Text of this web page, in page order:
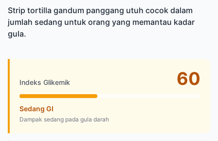
Strip tortilla gandum panggang utuh cocok dalam
jumlah sedang untuk orang yang memantau kadar
gula.
Indeks Glikemik 60
Sedang GI
Dampak sedang pada gula darah